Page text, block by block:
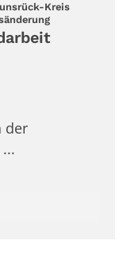
Kreis
der